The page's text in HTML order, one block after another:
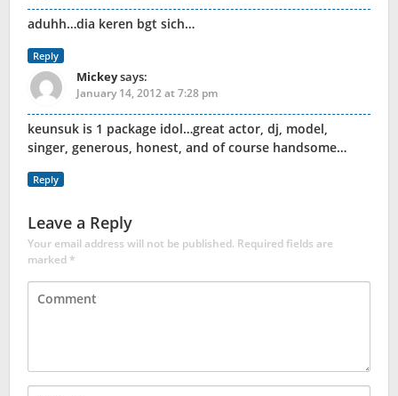
aduhh…dia keren bgt sich…
Reply
Mickeysays:
January 14, 2012 at 7:28 pm
keunsuk is 1 package idol…great actor, dj, model,
singer, generous, honest, and of course handsome…
Reply
Leave a Reply
Your email address will not be published. Required fields are
marked*